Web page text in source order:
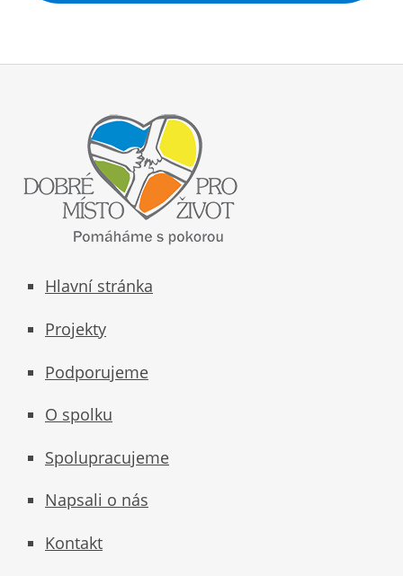
Hlavní stránka
Projekty
Podporujeme
O spolku
Spolupracujeme
Napsali o nás
Kontakt